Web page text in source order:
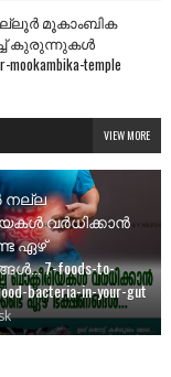
മൂകാംബിക
കുരുന്നുകൾ
mookambika-temple
VIEW MORE
നല്ല
വര്‍ധിക്കാന്‍
ഏഴ്
7-foods-to-
bacteria-in-your-gut